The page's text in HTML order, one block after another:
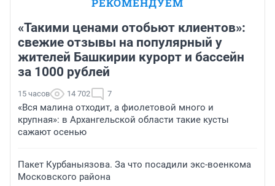
«Такими ценами отобьют клиентов»:
свежие отзывы на популярный у
жителей Башкирии курорт и бассейн
за 1000 рублей
15 часов 14 702 7
«Вся малина отходит, а фиолетовой много и
крупная»: в Архангельской области такие кусты
сажают осенью
Пакет Курбаныязова. За что посадили экс-военкома
Московского района